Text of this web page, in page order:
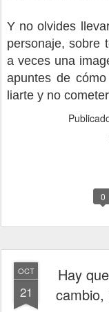
Y no olvides
personaje, sobre
a veces una
apuntes de
liarte y no
0
OCT
21
Hay
cambio,